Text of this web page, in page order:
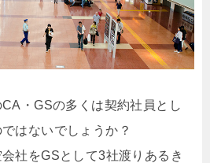
・GSの多くは契約社員とし
はないでしょうか？
社をGSとして3社渡りあるき